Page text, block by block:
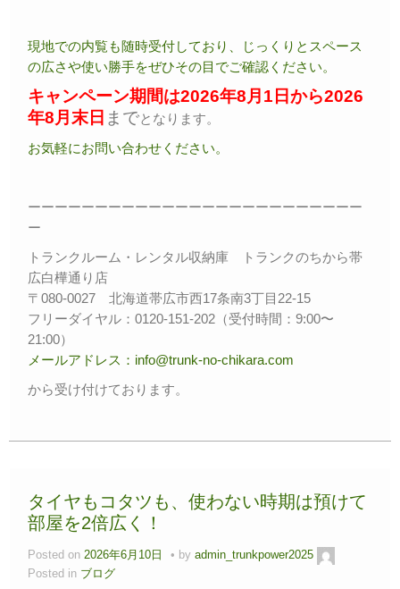
現地での内覧も随時受付しており、じっくりとスペース
の広さや使い勝手をぜひその目でご確認ください。
キャンペーン期間は2026年8月1日から2026
年8月末日 までとなります。
お気軽にお問い合わせください。
ーーーーーーーーーーーーーーーーーーーーーーーーー
ー
トランクルーム・レンタル収納庫 トランクのちから帯
広白樺通り店
〒080-0027 北海道帯広市西17条南3丁目22-15
フリーダイヤル：0120-151-202（受付時間：9:00〜
21:00）
メールアドレス：info@trunk-no-chikara.com
から受け付けております。
タイヤもコタツも、使わない時期は預けて
部屋を2倍広く！
Posted on 2026年6月10日 by admin_trunkpower2025
Posted in ブログ